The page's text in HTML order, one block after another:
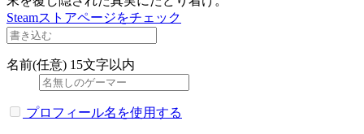
Steamストアページをチェック
名前(任意) 15文字以内
プロフィール名を使用する